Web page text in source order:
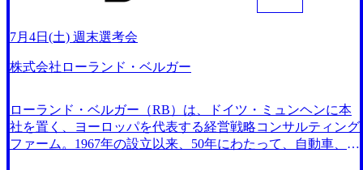
に加え、シンガポール、中国、インドネシアにジャパンデス
る。 「現場感」「手触り感」「膝詰めの議論」「クライア
ングを表現するワードが数多く生み出されていることも、戦
略ファームの中でのその独自性と際立った特徴の表れであろ
う。 また、短期的な企業価値向上・株主価値向上ではなく
長期的な視点での成長を志向する事、経営学のセオリーに偏
7月4日(土) 週末選考会
株式会社ローランド・ベルガー
ローランド・ベルガー（RB）は、ドイツ・ミュンヘンに本
社を置く、ヨーロッパを代表する経営戦略コンサルティング
ファーム。1967年の設立以来、50年にわたって、自動車、消